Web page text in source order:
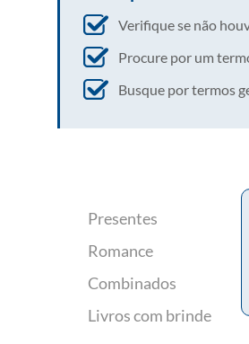
Verifique se não
Procure por um
Busque por termos
Presentes
Romance
Combinados
Livros com brinde